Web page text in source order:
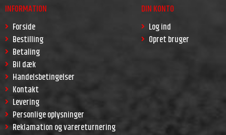
INFORMATION
Forside
Bestilling
Betaling
Bil dæk
Handelsbetingelser
Kontakt
Levering
Personlige oplysninger
Reklamation og varereturnering
DIN KONTO
Log ind
Opret bruger